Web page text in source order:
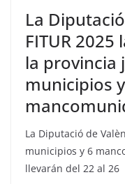
La
FITUR
la provincia
municipios
La Diputació de
municipios y 6
llevarán del 22 al 26